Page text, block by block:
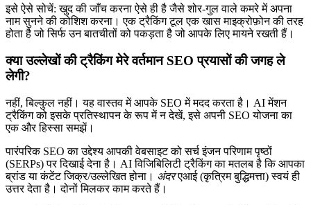
इसे ऐसे सोचें: खुद की जाँच करना ऐसे ही है जैसे शोर-गुल वाले कमरे में अपना
नाम सुनने की कोशिश करना। एक ट्रैकिंग टूल एक खास माइक्रोफ़ोन की तरह
होता है जो सिर्फ उन बातचीतों को पकड़ता है जो आपके लिए मायने रखती हैं।
क्या उल्लेखों की ट्रैकिंग मेरे वर्तमान SEO प्रयासों की जगह ले
लेगी?
नहीं, बिल्कुल नहीं। यह वास्तव में आपके SEO में मदद करता है। AI मेंशन
ट्रैकिंग को इसके प्रतिस्थापन के रूप में न देखें, इसे अपनी SEO योजना का
एक और हिस्सा समझें।
पारंपरिक SEO का उद्देश्य आपकी वेबसाइट को सर्च इंजन परिणाम पृष्ठों
(SERPs) पर दिखाई देना है। AI विजिबिलिटी ट्रैकिंग का मतलब है कि आपका
ब्रांड या कंटेंट जिक्र/उल्लेखित होना। अंदरएआई (कृत्रिम बुद्धिमत्ता) स्वयं ही
उत्तर देता है। दोनों मिलकर काम करते हैं।